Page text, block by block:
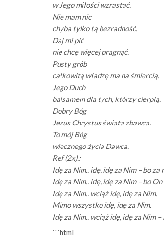
w Jego miłości wzrastać.
Nie mam nic
chyba tylko tą bezradność.
Daj mi pić
nie chcę więcej pragnąć.
Pusty grób
całkowitą władzę ma na śmiercią.
Jego Duch
balsamem dla tych, którzy cierpią.
Dobry Bóg
Jezus Chrystus świata zbawca.
To mój Bóg
wiecznego życia Dawca.
Ref (2x).:
Idę za Nim.. idę, idę za Nim – bo
Idę za Nim.. idę, idę za Nim – bo
Idę za Nim.. wciąż idę, idę za Nim.
Mimo wszystko idę, idę za Nim.
Idę za Nim.. wciąż idę, idę za Nim
```html